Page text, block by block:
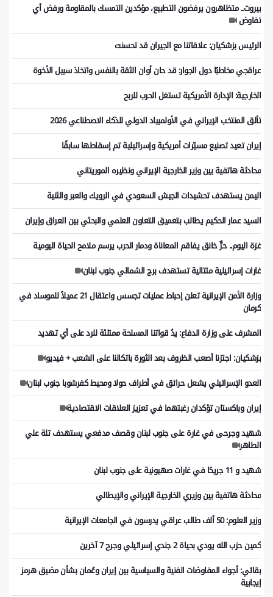
بيروت.. متظاهرون يرفضون التطبيع، مؤكدين التمسك بالمقاومة ورفض أي
تفاوض
الرئيس بزشكيان: علاقاتنا مع الجيران قد تحسنت
عراقجي مخاطبًا دول الجوار: قد حان أوان الثقة بالنفس واتخاذ سبيل الأخوة
الخارجية: الإدارة الأمريكية تستغل الحرب للربح
تألق المنتخب الإيراني في الأولمبياد الدولي للذكاء الاصطناعي 2026
إيران تعيد تصنيع مسيّرات أمريكية وإسرائيلية تم إسقاطها سابقًا
محادثة هاتفية بين وزير الخارجية الإيراني ونظيره الموريتاني
اليمن يستهدف تحشيدات الجيش السعودي في الرويك والعبر والثنية
السيد عمار الحكيم يطالب بتعميق التعاون العلمي والبحثي بين العراق وإيران
غزة اليوم.. حرٌّ خانق يفاقم المعاناة ودمار الحرب يرسم ملامح الحياة اليومية
غارات إسرائيلية متتالية تستهدف برج الشمالي جنوب لبنان
وزارة الأمن الإيرانية تعلن إحباط عمليات تجسس واعتقال 21 عميلاً للموساد في
كرمان
المشرف على وزارة الدفاع: يدُ قواتنا المسلحة ممتلئة للرد على أي تهديد
بزشكيان: اجتزنا أصعب الظروف بعد الثورة باتكالنا على الشعب + فيديو
العدو الإسرائيلي يشعل حرائق في أطراف حولا ومحيط كفرشوبا جنوب لبنان
إيران وباكستان تؤكدان رغبتهما في تعزيز العلاقات الاقتصادية
شهيد وجرحى في غارة على جنوب لبنان وقصف مدفعي يستهدف تلة علي
الطاهر
شهيد و 11 جريحًا في غارات صهيونية على جنوب لبنان
محادثة هاتفية بين وزيري الخارجية الإيراني والإيطالي
وزير العلوم: 50 ألف طالب عراقي يدرسون في الجامعات الإيرانية
كمين حزب الله يودي بحياة 2 جندي إسرائيلي وجرح 7 آخرين
بقائي: أجواء المفاوضات الفنية والسياسية بين إيران وعُمان بشأن مضيق هرمز
إيجابية